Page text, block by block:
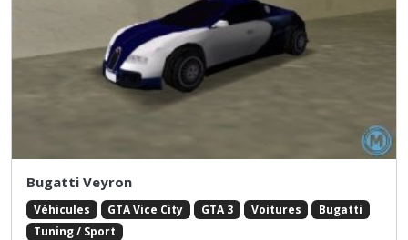
Bugatti Veyron
Véhicules GTA Vice City GTA 3 Voitures
Bugatti
Tuning / Sport